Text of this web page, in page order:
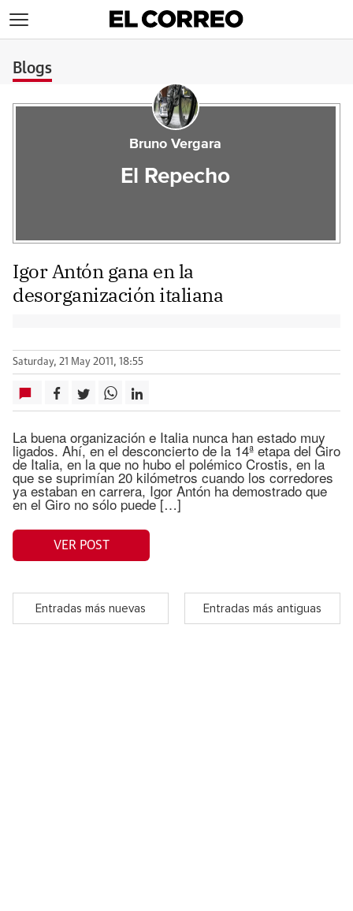
Blogs
Bruno Vergara
El Repecho
Igor Antón gana en la
desorganización italiana
Saturday, 21 May 2011, 18:55
La buena organización e Italia nunca han estado muy
ligados. Ahí, en el desconcierto de la 14ª etapa del Giro
de Italia, en la que no hubo el polémico Crostis, en la
que se suprimían 20 kilómetros cuando los corredores
ya estaban en carrera, Igor Antón ha demostrado que
en el Giro no sólo puede […]
VER POST
Entradas más nuevas Entradas más antiguas